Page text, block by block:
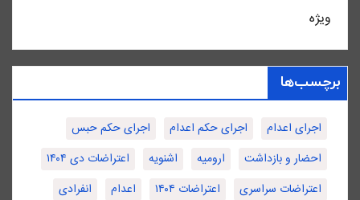
ویژه
برچسب‌ها
اجرای اعدام اجرای حکم اعدام
اجرای حکم حبس
احضار و بازداشت
ارومیه اشنویه
اعتراضات دی ۱۴۰۴
اعتراضات سراسری
اعتراضات ۱۴۰۴ اعدام انفرادی